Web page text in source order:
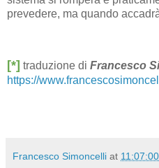
prevedere, ma quando
[*] traduzione di Francesco
https://
Francesco Simoncelli at 11:07:00